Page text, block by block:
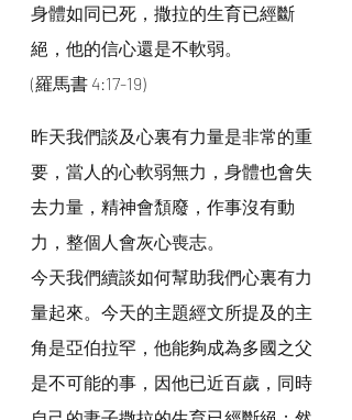
身體如同已死，撒拉的生育已經斷
絕，他的信心還是不軟弱。
(羅馬書 4:17-19)
昨天我們談及心裏有力量是非常的重
要，當人的心軟弱無力，身體也會失
去力量，精神會頹廢，作事沒有動
力，整個人會灰心喪志。
今天我們續談如何幫助我們心裏有力
量起來。今天的主題經文所提及的主
角是亞伯拉罕，他能夠成為多國之父
是不可能的事，因他已近百歲，同時